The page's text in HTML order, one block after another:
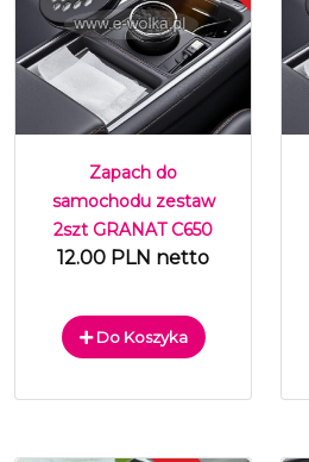
Zapach do
samochodu zestaw
2szt GRANAT C650
12.00 PLN netto
Do Koszyka